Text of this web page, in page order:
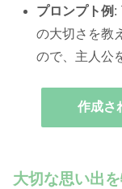
プロンプト例 :
の大切さを教
ので、主人公
作成さ
大切な思い出